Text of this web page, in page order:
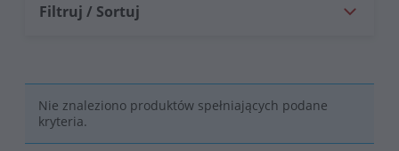
Filtruj / Sortuj
Nie znaleziono produktów spełniających podane
kryteria.